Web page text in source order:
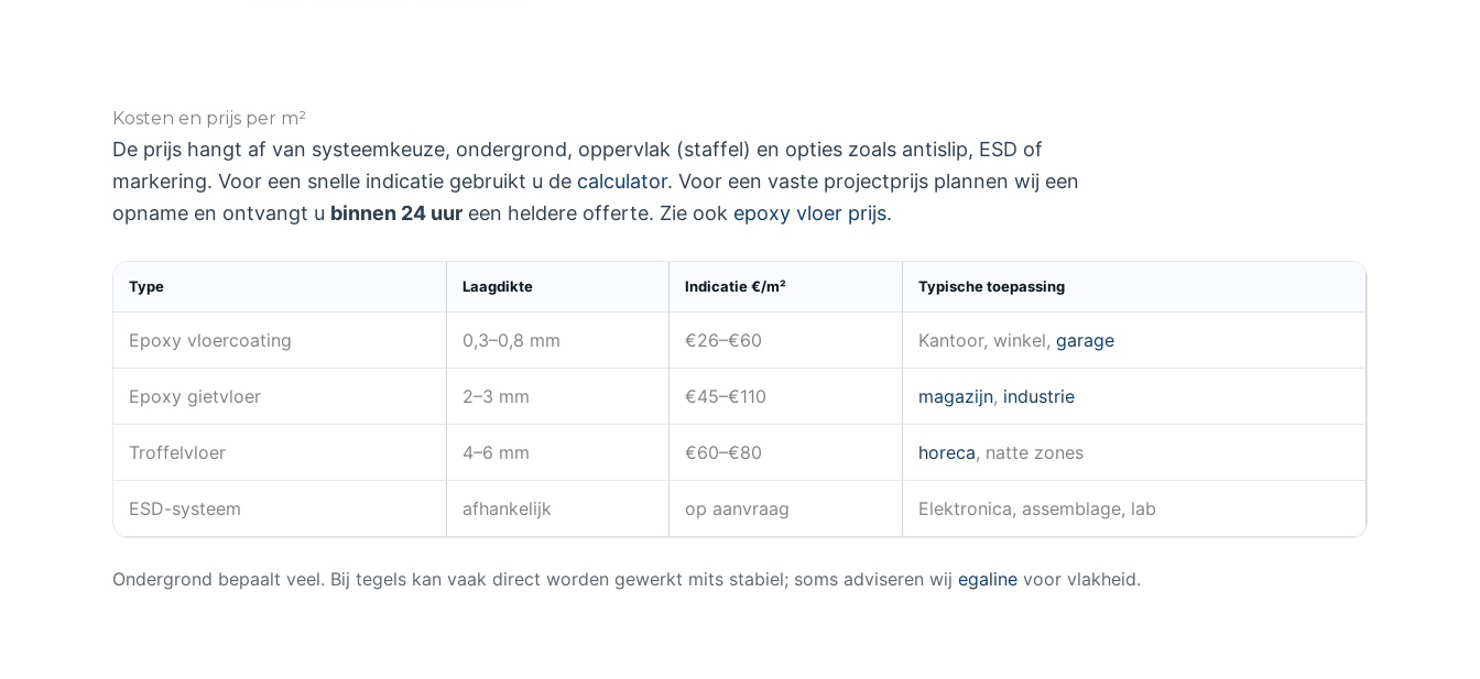
Kosten en prijs per m²
De prijs hangt af van systeemkeuze, ondergrond, oppervlak (staffel) en opties zoals antislip, ESD of
markering. Voor een snelle indicatie gebruikt u de calculator. Voor een vaste projectprijs plannen wij een
opname en ontvangt u binnen 24 uur een heldere offerte. Zie ook epoxy vloer prijs.
Type Laagdikte Indicatie €/m² Typische toepassing
Epoxy vloercoating 0,3–0,8 mm €26–€60 Kantoor, winkel, garage
Epoxy gietvloer 2–3 mm €45–€110 magazijn, industrie
Troffelvloer 4–6 mm €60–€80 horeca, natte zones
ESD-systeem afhankelijk op aanvraag Elektronica, assemblage, lab
Ondergrond bepaalt veel. Bij tegels kan vaak direct worden gewerkt mits stabiel; soms adviseren wij egaline voor vlakheid.